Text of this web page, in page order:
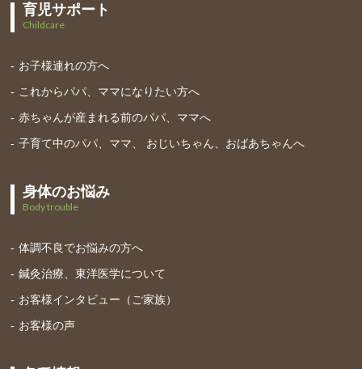
育児サポート
Childcare
お子様連れの方へ
これからパパ、ママになりたい方へ
赤ちゃんが産まれる前のパパ、ママへ
子育て中のパパ、ママ、 おじいちゃん、おばあちゃんへ
身体のお悩み
Body trouble
体調不良でお悩みの方へ
鍼灸治療、東洋医学について
お客様インタビュー（ご家族）
お客様の声